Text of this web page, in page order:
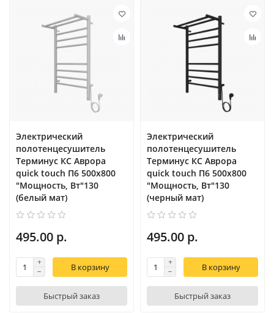
Электрический
полотенцесушитель
Терминус КС Аврора
quick touch П6 500х800
"Мощность, Вт"130
(белый мат)
495.00 р.
В корзину
Быстрый заказ
Электрический
полотенцесушитель
Терминус КС Аврора
quick touch П6 500х800
"Мощность, Вт"130
(черный мат)
495.00 р.
В корзину
Быстрый заказ